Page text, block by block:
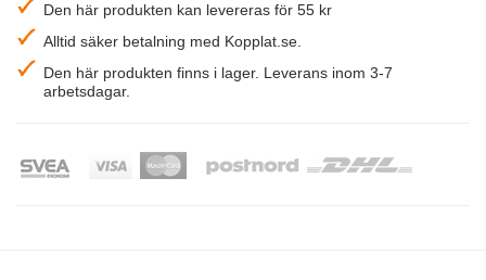
Den här produkten kan levereras för 55 kr
Alltid säker betalning med Kopplat.se.
Den här produkten finns i lager. Leverans inom 3-7
arbetsdagar.